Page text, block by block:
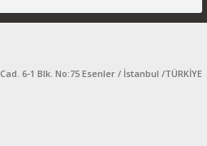
6-1 Blk. No:75 Esenler / İstanbul /TÜRKİYE